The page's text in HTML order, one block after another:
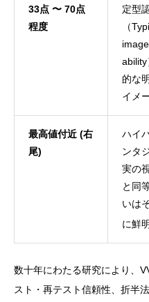
33点 〜 70点
程度
定型
（
ability
的な
イメ
最高値付近 (右
尾)
ハイ
ンタ
実の
と同
いは
に鮮
数十年にわたる研究により、
スト・再テスト信頼性、折半